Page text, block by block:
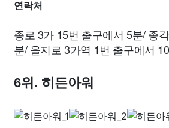
연락처
종로 3가 15번 출구에서 5분/ 종
분/ 을지로 3가역 1번 출구에서
6위. 히든아워